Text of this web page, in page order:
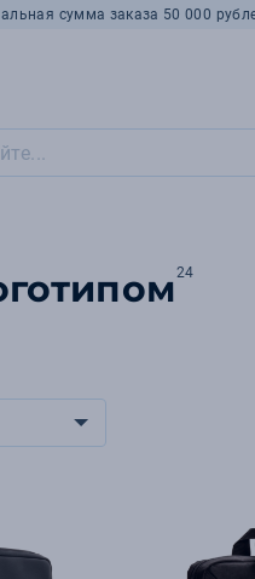
сумма заказа 50 000
24